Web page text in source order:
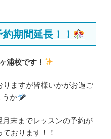
約期間延長！！
浦校です！
ますが皆様いかがお過ご
うか
末までレッスンの予約が
おります！！